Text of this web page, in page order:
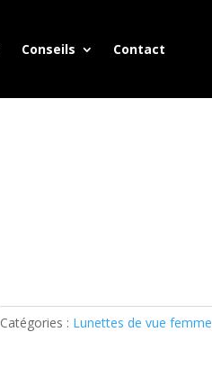
Conseils Contact
Catégories : Lunettes de vue femme